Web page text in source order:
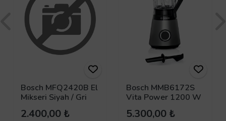
Bosch MFQ2420B El
Mikseri Siyah / Gri
2.400,00 ₺
Bosch MMB6172S
Vita Power 1200 W
5.300,00 ₺